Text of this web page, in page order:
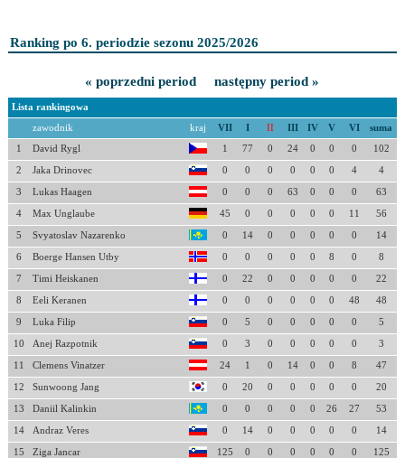
Ranking po 6. periodzie sezonu 2025/2026
« poprzedni period następny period »
Lista rankingowa
zawodnik kraj VII I II III IV V VI suma
1 David Rygl 1 77 0 24 0 0 0 102
2 Jaka Drinovec 0 0 0 0 0 0 4 4
3 Lukas Haagen 0 0 0 63 0 0 0 63
4 Max Unglaube 45 0 0 0 0 0 11 56
5 Svyatoslav Nazarenko 0 14 0 0 0 0 0 14
6 Boerge Hansen Utby 0 0 0 0 0 8 0 8
7 Timi Heiskanen 0 22 0 0 0 0 0 22
8 Eeli Keranen 0 0 0 0 0 0 48 48
9 Luka Filip 0 5 0 0 0 0 0 5
10 Anej Razpotnik 0 3 0 0 0 0 0 3
11 Clemens Vinatzer 24 1 0 14 0 0 8 47
12 Sunwoong Jang 0 20 0 0 0 0 0 20
13 Daniil Kalinkin 0 0 0 0 0 26 27 53
14 Andraz Veres 0 14 0 0 0 0 0 14
15 Ziga Jancar 125 0 0 0 0 0 0 125